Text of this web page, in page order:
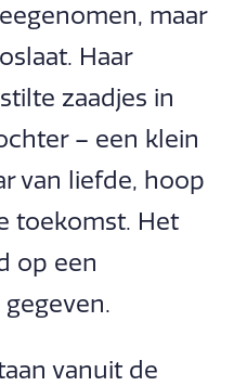
maar
Haar
zaadjes in
– een klein
van liefde, hoop
toekomst. Het
op een
vanuit de